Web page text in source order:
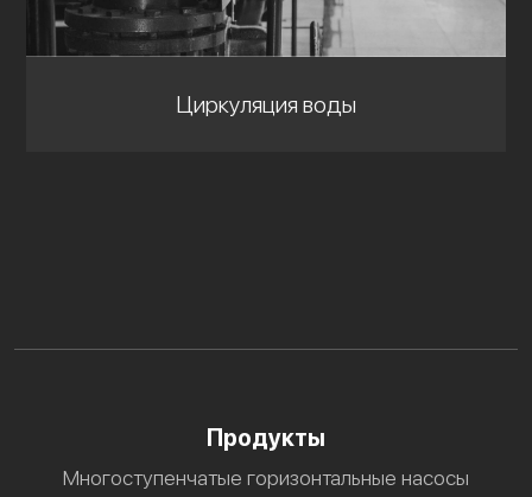
Циркуляция воды
Продукты
Многоступенчатые горизонтальные насосы